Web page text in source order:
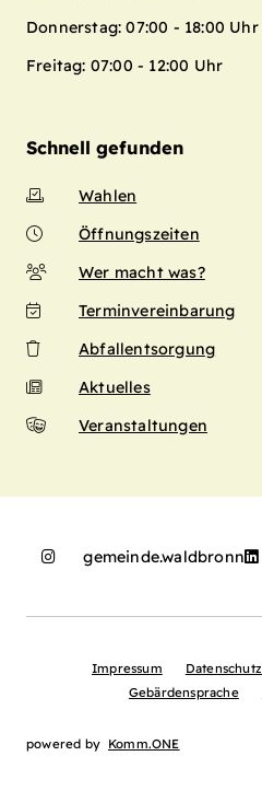
Donnerstag: 07:00 - 18:00 Uhr
Freitag: 07:00 - 12:00 Uhr
Schnell gefunden
Wahlen
Öffnungszeiten
Wer macht was?
Terminvereinbarung
Abfallentsorgung
Aktuelles
Veranstaltungen
gemeinde.waldbronn
Impressum Datenschutz
Gebärdensprache
powered by Komm.ONE